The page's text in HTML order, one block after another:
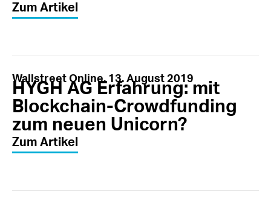
Zum Artikel
Wallstreet Online, 13. August 2019
HYGH AG Erfahrung: mit
Blockchain-Crowdfunding
zum neuen Unicorn?
Zum Artikel